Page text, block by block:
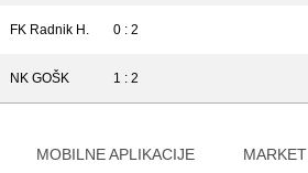
FK Radnik H. 0 : 2
NK GOŠK 1 : 2
MOBILNE APLIKACIJE